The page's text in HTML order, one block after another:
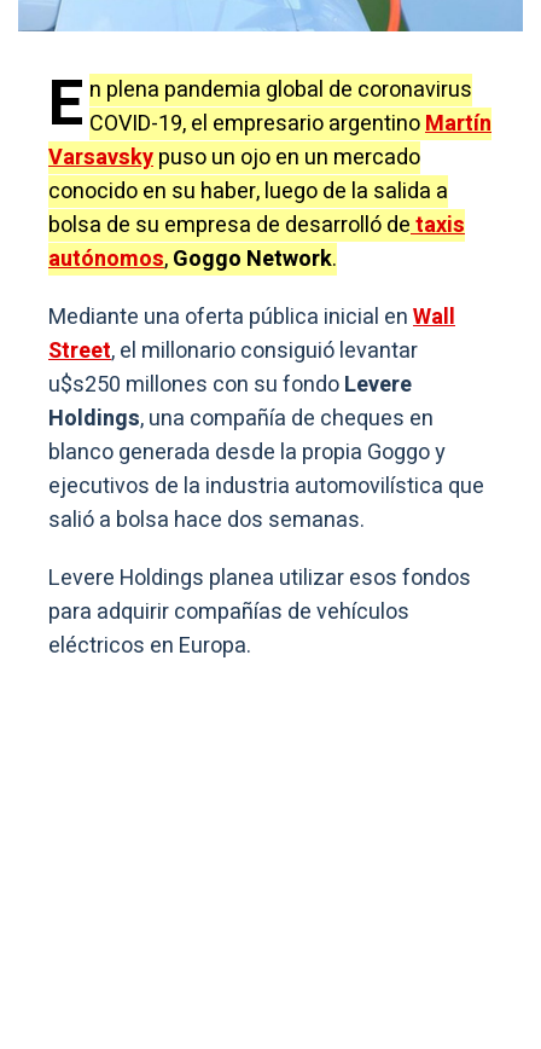
E n plena pandemia global de coronavirus
COVID-19, el empresario argentinoMartín
Varsavskypuso un ojo en un mercado
conocido en su haber, luego de la salida a
bolsa de su empresa de desarrolló detaxis
autónomos,Goggo Network.
Mediante una oferta pública inicial enWall
Street, el millonario consiguió levantar
u$s250 millones con su fondoLevere
Holdings, una compañía de cheques en
blanco generada desde la propia Goggo y
ejecutivos de la industria automovilística que
salió a bolsa hace dos semanas.
Levere Holdings planea utilizar esos fondos
para adquirir compañías de vehículos
eléctricos en Europa.